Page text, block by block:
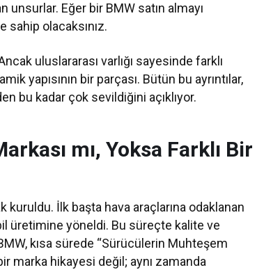
Eğer bir BMW satın almayı
sahip olacaksınız.
uluslararası varlığı sayesinde farklı
yapısının bir parçası. Bütün bu ayrıntılar,
bu kadar çok sevildiğini açıklıyor.
mı, Yoksa Farklı Bir
kuruldu. İlk başta hava araçlarına odaklanan
üretimine yöneldi. Bu süreçte kalite ve
kısa sürede “Sürücülerin Muhteşem
marka hikayesi değil; aynı zamanda